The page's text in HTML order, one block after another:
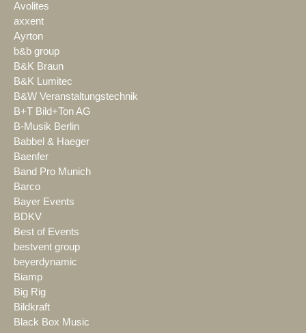
Avolites
axxent
Ayrton
b&b group
B&K Braun
B&K Lumitec
B&W Veranstaltungstechnik
B+T Bild+Ton AG
B-Musik Berlin
Babbel & Haeger
Baenfer
Band Pro Munich
Barco
Bayer Events
BDKV
Best of Events
bestvent group
beyerdynamic
Biamp
Big Rig
Bildkraft
Black Box Music